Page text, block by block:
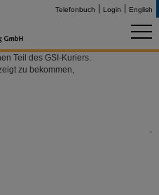
Telefonbuch Login English
Teil des GSI-Kuriers.
zu bekommen,